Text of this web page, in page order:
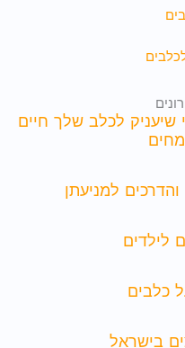
שיעניק לכלב שלך חיים
למניעתן
לילדים
בישראל